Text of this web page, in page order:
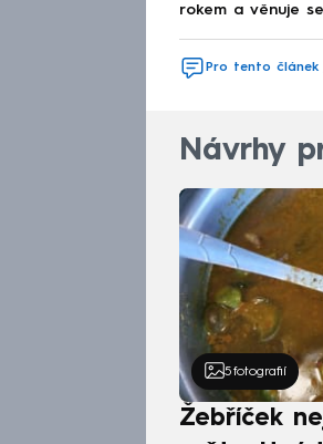
rokem a věnuje
Pro tento
Návrhy
5 fotografií
Žebříček